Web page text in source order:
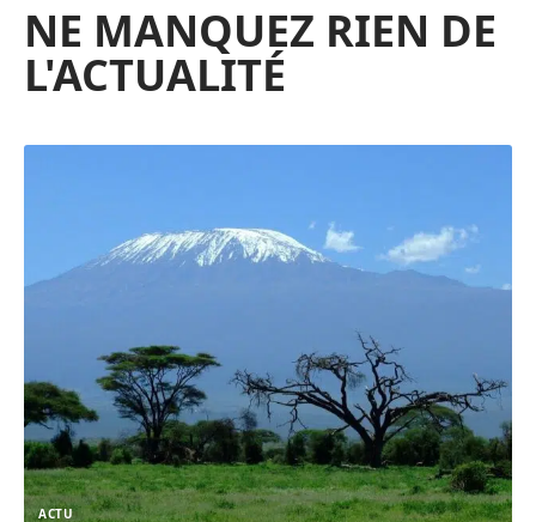
NE MANQUEZ RIEN DE
L'ACTUALITÉ
ACTU